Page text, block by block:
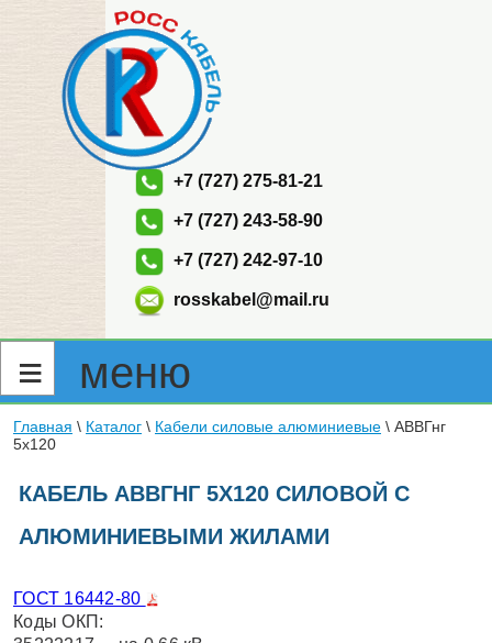
+7 (727) 275-81-21
+7 (727) 243-58-90
+7 (727) 242-97-10
rosskabel@mail.ru
≡ меню
Главная \ Каталог \ Кабели силовые алюминиевые \ АВВГнг
5х120
КАБЕЛЬ АВВГНГ 5Х120 СИЛОВОЙ С
АЛЮМИНИЕВЫМИ ЖИЛАМИ
ГОСТ 16442-80
Коды ОКП: